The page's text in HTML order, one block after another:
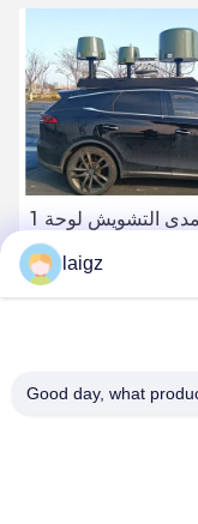
1 كم مدى التشويش لوحة
داخل المركبة أقل من
درجة الاتجاه العثور على
الدقة
laigz
Good day, what